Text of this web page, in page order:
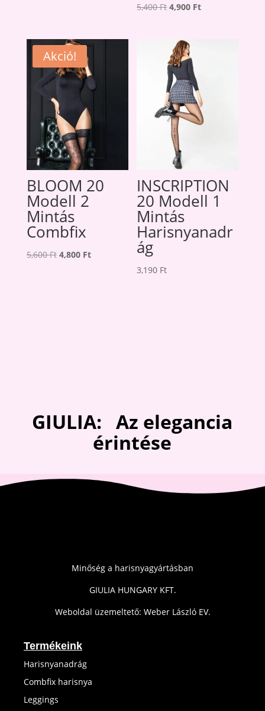
5,400Ft Original
was:
5,400 Ft.
4,900 FtCurrent
Akció!
BLOOM 20
Modell 2
Mintás
Combfix
5,600Ft Original
4,800 FtCurrent
INSCRIPTION
20 Modell 1
Mintás
Harisnyanadr
ág
3,190 Ft
GIULIA: Az elegancia
érintése
Minőség a harisnyagyártásban
GIULIA HUNGARY KFT.
Weboldal üzemeltető: Weber László EV.
Termékeink
Harisnyanadrág
Combfix harisnya
Leggings